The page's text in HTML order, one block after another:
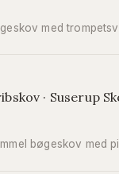
med
· Suserup
bøgeskov med